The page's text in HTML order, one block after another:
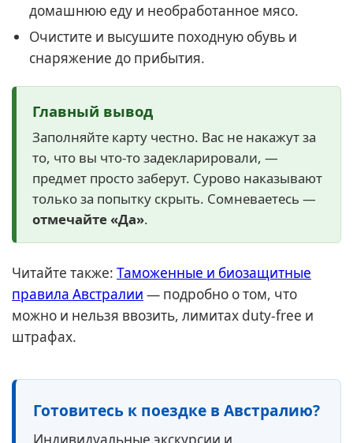
домашнюю еду и необработанное мясо.
Очистите и высушите походную обувь и
снаряжение до прибытия.
Главный вывод
Заполняйте карту честно. Вас не накажут за
то, что вы что-то задекларировали, —
предмет просто заберут. Сурово наказывают
только за попытку скрыть. Сомневаетесь —
отмечайте «Да».
Читайте также: Таможенные и биозащитные
правила Австралии — подробно о том, что
можно и нельзя ввозить, лимитах duty-free и
штрафах.
Готовитесь к поездке в Австралию?
Индивидуальные экскурсии и